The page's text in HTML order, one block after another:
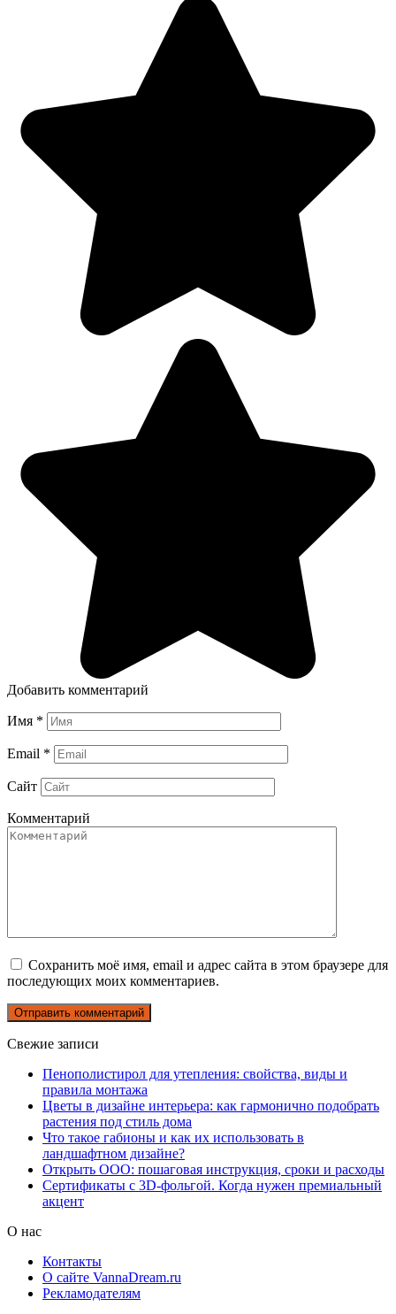
Добавить комментарий
Имя *
Email *
Сайт
Комментарий
Сохранить моё имя, email и адрес сайта в этом браузере для
последующих моих комментариев.
Свежие записи
Пенополистирол для утепления: свойства, виды и
правила монтажа
Цветы в дизайне интерьера: как гармонично подобрать
растения под стиль дома
Что такое габионы и как их использовать в
ландшафтном дизайне?
Открыть ООО: пошаговая инструкция, сроки и расходы
Сертификаты с 3D-фольгой. Когда нужен премиальный
акцент
О нас
Контакты
О сайте VannaDream.ru
Рекламодателям